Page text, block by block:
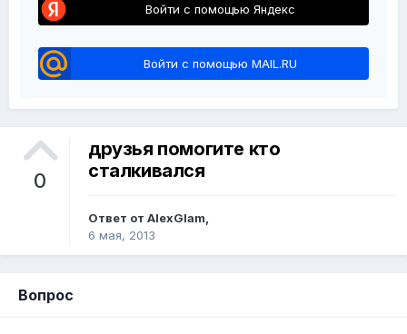
Войти с помощью Яндекс
Войти с помощью MAIL.RU
0
друзья помогите кто
сталкивался
Ответ от AlexGlam,
6 мая, 2013
Вопрос